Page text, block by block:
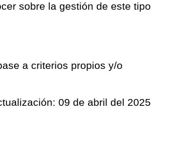
sobre la gestión de este tipo
a criterios propios y/o
09 de abril del 2025